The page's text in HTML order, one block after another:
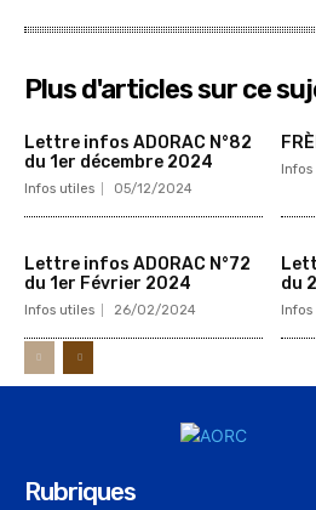
Plus d'articles sur ce
Lettre infos ADORAC N°82
du 1er décembre 2024
Infos utiles 05/12/2024
Infos
Lettre infos ADORAC N°72
du 1er Février 2024
Infos utiles 26/02/2024
du
Infos
Rubriques